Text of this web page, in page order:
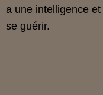
a une intelligence
se guérir.